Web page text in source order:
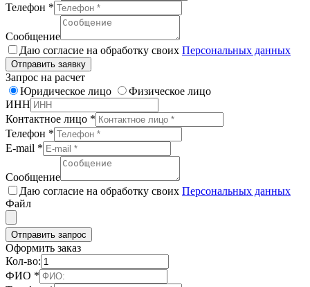
Телефон *
Сообщение
Даю согласие на обработку своих Персональных данных
Отправить заявку
Запрос на расчет
Юридическое лицо
Физическое лицо
ИНН
Контактное лицо *
Телефон *
E-mail *
Сообщение
Даю согласие на обработку своих Персональных данных
Файл
Отправить запрос
Оформить заказ
Кол-во:
ФИО *